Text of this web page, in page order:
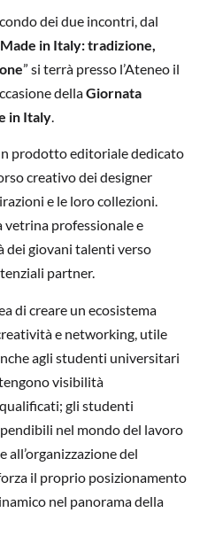
dei due incontri, dal
in Italy: tradizione,
” si terrà presso l’Ateneo il
dellaGiornata
in Italy.
prodotto editoriale dedicato
creativo dei designer
e le loro collezioni.
vetrina professionale e
dei giovani talenti verso
partner.
di creare un ecosistema
e networking, utile
agli studenti universitari
visibilità
gli studenti
nel mondo del lavoro
del
il proprio posizionamento
nel panorama della